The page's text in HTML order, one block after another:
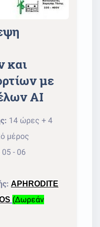
και
με
ΑΙ
14 ώρες + 4
μέρος
05 - 06
APHRODITE
(Δωρεάν